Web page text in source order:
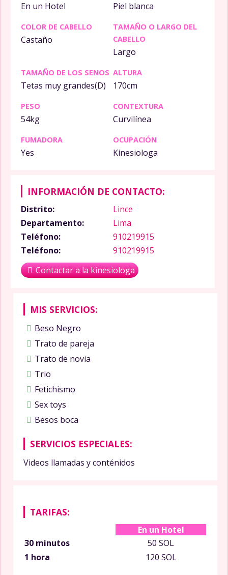
En un Hotel Piel blanca
COLOR DE CABELLO
Castaño
TAMAÑO O LARGO DEL
CABELLO
Largo
TAMAÑO DE LOS SENOS
Tetas muy grandes(D)
ALTURA
170cm
PESO
54kg
CONTEXTURA
Curvilínea
FUMADORA
Yes
OCUPACIÓN
Kinesiologa
INFORMACIÓN DE CONTACTO:
Distrito:
Lince
Departamento:
Lima
Teléfono:
910219915
Teléfono:
910219915
Contactar a la kinesiologa
MIS SERVICIOS:
Beso Negro
Trato de pareja
Trato de novia
Trio
Fetichismo
Sex toys
Besos boca
SERVICIOS ESPECIALES:
Videos llamadas y conténidos
TARIFAS:
En un Hotel
30 minutos
50 SOL
1 hora
120 SOL